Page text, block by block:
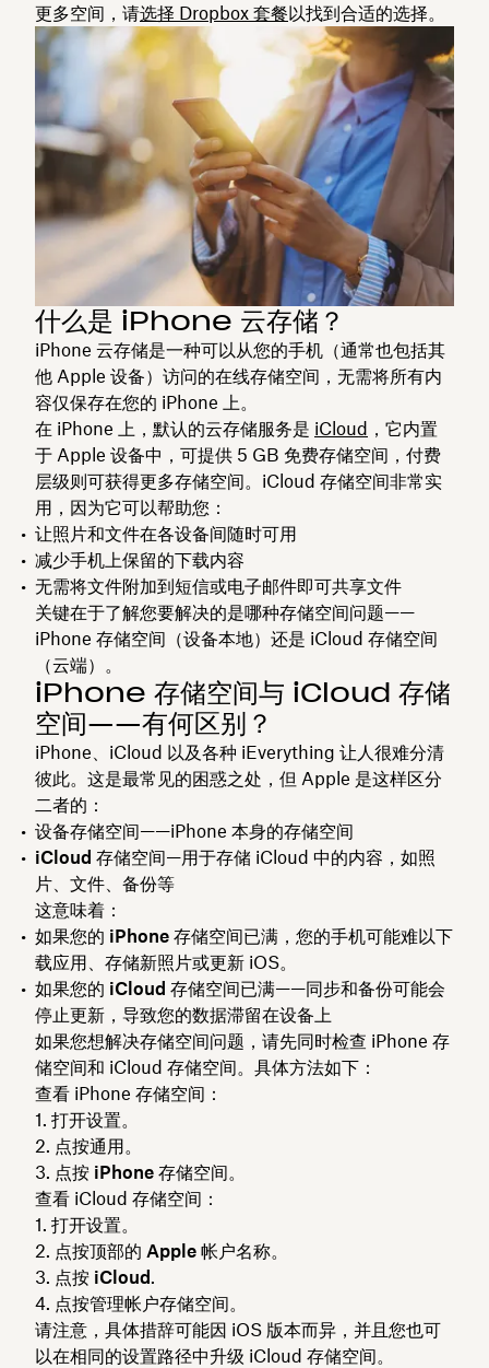
更多空间，请选择 Dropbox 套餐以找到合适的选择。
什么是 iPhone 云存储？
iPhone 云存储是一种可以从您的手机（通常也包括其
他 Apple 设备）访问的在线存储空间，无需将所有内
容仅保存在您的 iPhone 上。
在 iPhone 上，默认的云存储服务是 iCloud ，它内置
于 Apple 设备中，可提供 5 GB 免费存储空间，付费
层级则可获得更多存储空间。iCloud 存储空间非常实
用，因为它可以帮助您：
让照片和文件在各设备间随时可用
减少手机上保留的下载内容
无需将文件附加到短信或电子邮件即可共享文件
关键在于了解您要解决的是哪种存储空间问题——
iPhone 存储空间（设备本地）还是 iCloud 存储空间
（云端）。
iPhone 存储空间与 iCloud 存储
空间——有何区别？
iPhone、iCloud 以及各种 iEverything 让人很难分清
彼此。这是最常见的困惑之处，但 Apple 是这样区分
二者的：
设备存储空间——iPhone 本身的存储空间
iCloud 存储空间—用于存储 iCloud 中的内容，如照
片、文件、备份等
这意味着：
如果您的 iPhone 存储空间已满 ，您的手机可能难以下
载应用、存储新照片或更新 iOS。
如果您的 iCloud 存储空间已满——同步和备份可能会
停止更新，导致您的数据滞留在设备上
如果您想解决存储空间问题，请先同时检查 iPhone 存
储空间和 iCloud 存储空间。具体方法如下：
查看 iPhone 存储空间：
打开设置。
点按通用。
点按 iPhone 存储空间。
查看 iCloud 存储空间：
打开设置。
点按顶部的 Apple 帐户名称。
点按 iCloud.
点按管理帐户存储空间。
请注意，具体措辞可能因 iOS 版本而异，并且您也可
以在相同的设置路径中升级 iCloud 存储空间。